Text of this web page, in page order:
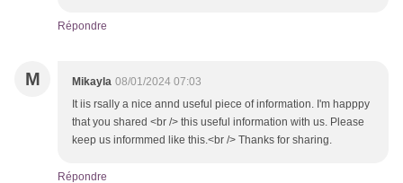
Répondre
M Mikayla 08/01/2024 07:03
It iis rsally a nice annd useful piece of information. I'm happpy
that you shared <br /> this useful information with us. Please
keep us informmed like this.<br /> Thanks for sharing.
Répondre